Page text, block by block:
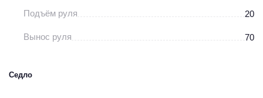
Подъём руля 20
Вынос руля 70
Седло